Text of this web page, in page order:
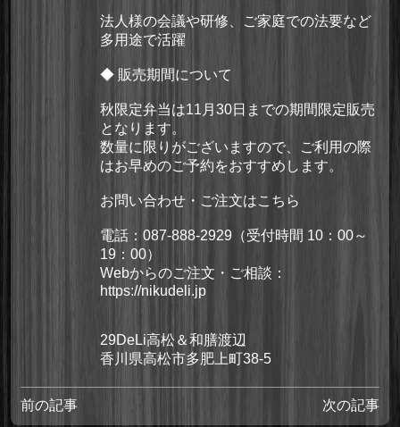
法人様の会議や研修、ご家庭での法要など
多用途で活躍
◆ 販売期間について
秋限定弁当は11月30日までの期間限定販売
となります。
数量に限りがございますので、ご利用の際
はお早めのご予約をおすすめします。
お問い合わせ・ご注文はこちら
電話： 087-888-2929（受付時間 10：00～
19：00）
Webからのご注文・ご相談：
https://nikudeli.jp
29DeLi高松＆和膳渡辺
香川県高松市多肥上町38-5
前の記事 次の記事